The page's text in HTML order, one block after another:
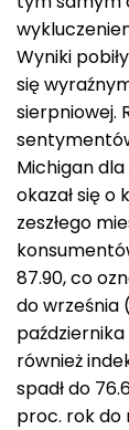
Wyniki
się
sierpniowej.
Michigan
okazał się
zeszłego
87.90, co
do września
października
również
spadł do
proc. rok do